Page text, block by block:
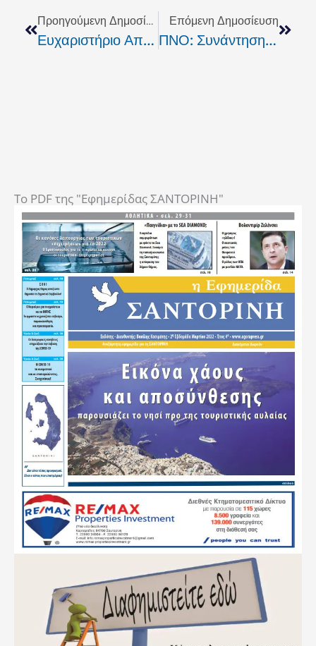
Προηγούμενη Δημοσίευση
Ευχαριστήριο Από Το Πτωχοκομείο Θήρας Στους Δωρητές Του
Επόμενη Δημοσίευση
ΠΝΟ: Συνάντηση Με Τον Νέο Υπουργό Ναυτιλίας Και Νησιωτικής Πολιτικής
To PDF της "Εφημερίδας ΣΑΝΤΟΡΙΝΗ"